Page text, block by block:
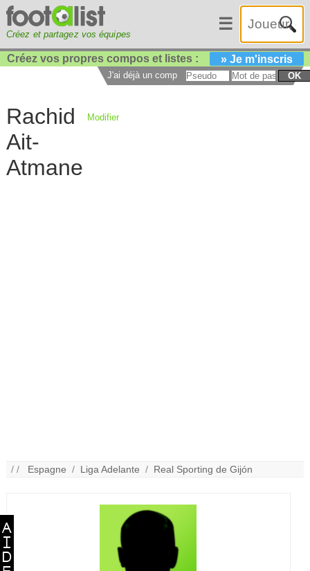
Créez et partagez vos équipes
☰
Créez vos propres compos et listes : » Je m'inscris
J'ai déjà un compte : OK
Rachid
Ait-
Atmane
Modifier
/ / Espagne / Liga Adelante / Real Sporting de Gijón